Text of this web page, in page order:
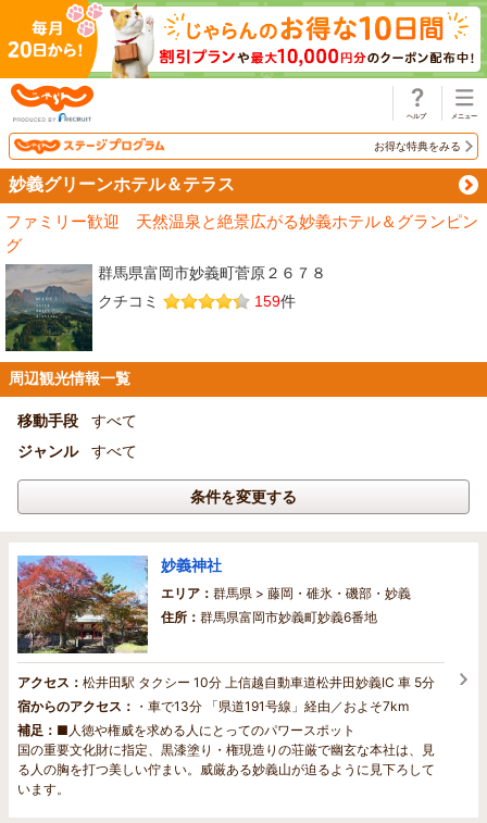
お得な特典をみる
妙義グリーンホテル＆テラス
ファミリー歓迎 天然温泉と絶景広がる妙義ホテル＆グランピン
グ
群馬県富岡市妙義町菅原２６７８
クチコミ
159件
周辺観光情報一覧
移動手段
すべて
ジャンル
すべて
条件を変更する
妙義神社
エリア： 群馬県 > 藤岡・碓氷・磯部・妙義
住所： 群馬県富岡市妙義町妙義6番地
アクセス： 松井田駅 タクシー 10分 上信越自動車道松井田妙義IC 車 5分
宿からのアクセス： ・車で13分 「県道191号線」経由／およそ7km
補足： ■人徳や権威を求める人にとってのパワースポット
国の重要文化財に指定、黒漆塗り・権現造りの荘厳で幽玄な本社は、見
る人の胸を打つ美しい佇まい。威厳ある妙義山が迫るように見下ろして
います。